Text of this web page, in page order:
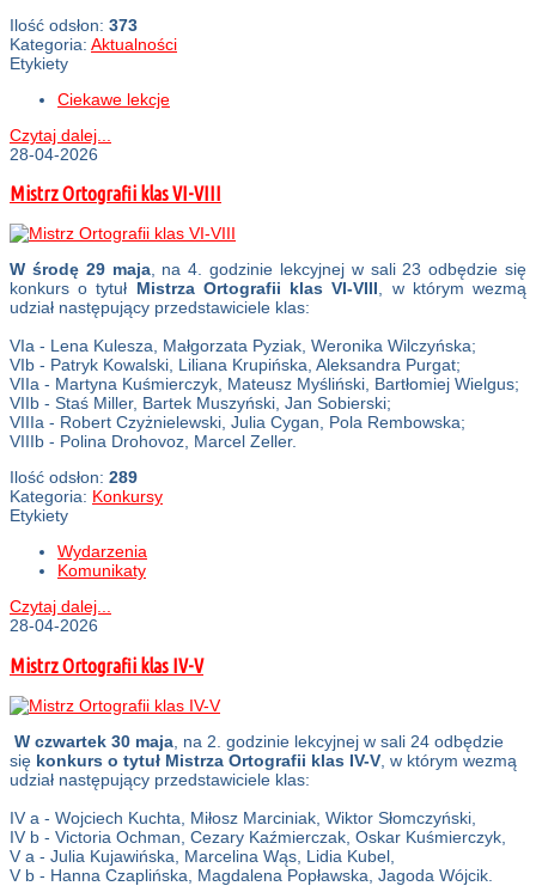
Ilość odsłon: 373
Kategoria: Aktualności
Etykiety
Ciekawe lekcje
Czytaj dalej...
28-04-2026
Mistrz Ortografii klas VI-VIII
W środę 29 maja, na 4. godzinie lekcyjnej w sali 23 odbędzie się
konkurs o tytuł Mistrza Ortografii klas VI-VIII, w którym wezmą
udział następujący przedstawiciele klas:
VIa - Lena Kulesza, Małgorzata Pyziak, Weronika Wilczyńska;
VIb - Patryk Kowalski, Liliana Krupińska, Aleksandra Purgat;
VIIa - Martyna Kuśmierczyk, Mateusz Myśliński, Bartłomiej Wielgus;
VIIb - Staś Miller, Bartek Muszyński, Jan Sobierski;
VIIIa - Robert Czyżnielewski, Julia Cygan, Pola Rembowska;
VIIIb - Polina Drohovoz, Marcel Zeller.
Ilość odsłon: 289
Kategoria: Konkursy
Etykiety
Wydarzenia
Komunikaty
Czytaj dalej...
28-04-2026
Mistrz Ortografii klas IV-V
W czwartek 30 maja , na 2. godzinie lekcyjnej w sali 24 odbędzie
się konkurs o tytuł Mistrza Ortografii klas IV-V , w którym wezmą
udział następujący przedstawiciele klas:
IV a - Wojciech Kuchta, Miłosz Marciniak, Wiktor Słomczyński,
IV b - Victoria Ochman, Cezary Kaźmierczak, Oskar Kuśmierczyk,
V a - Julia Kujawińska, Marcelina Wąs, Lidia Kubel,
V b - Hanna Czaplińska, Magdalena Popławska, Jagoda Wójcik.